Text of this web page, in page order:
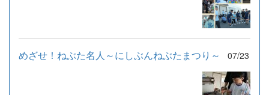
めざせ！ねぶた名人～にしぶんねぶたまつり～ 07/23